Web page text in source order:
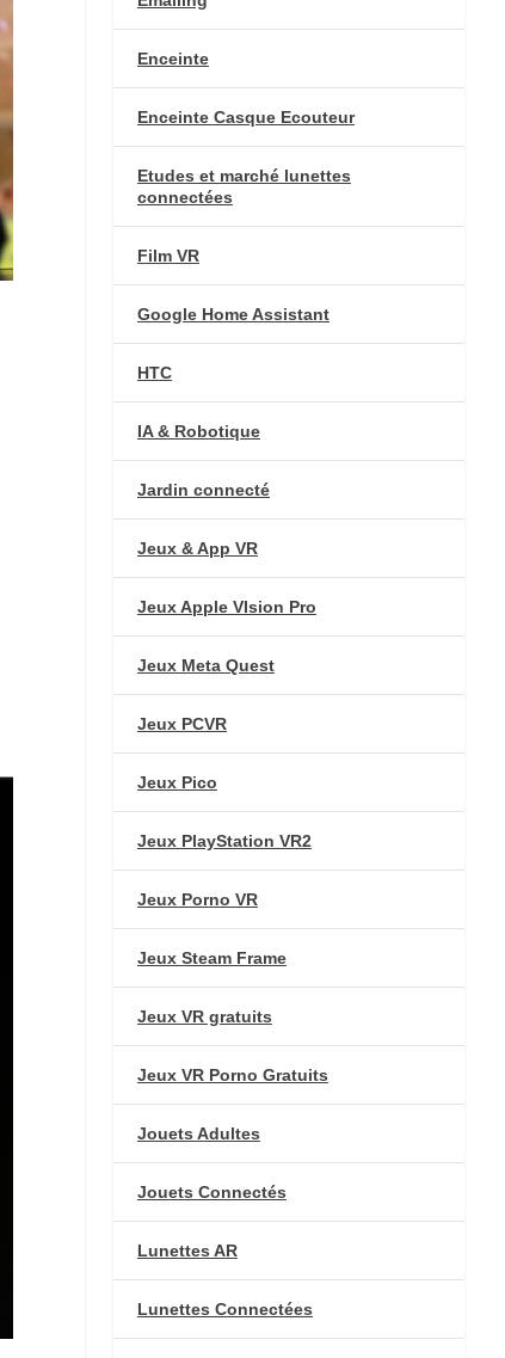
Enceinte
Enceinte Casque Ecouteur
Etudes et marché lunettes
connectées
Film VR
Google Home Assistant
HTC
IA & Robotique
Jardin connecté
Jeux & App VR
Jeux Apple VIsion Pro
Jeux Meta Quest
Jeux PCVR
Jeux Pico
Jeux PlayStation VR2
Jeux Porno VR
Jeux Steam Frame
Jeux VR gratuits
Jeux VR Porno Gratuits
Jouets Adultes
Jouets Connectés
Lunettes AR
Lunettes Connectées